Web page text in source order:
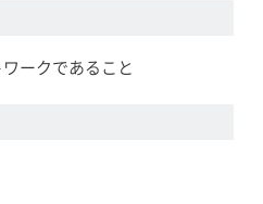
ークであること